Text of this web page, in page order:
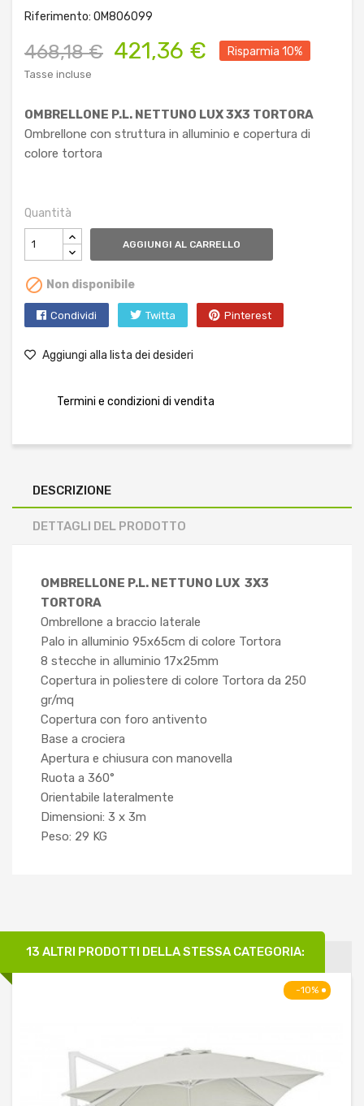
Riferimento: OM806099
468,18 € 421,36 € Risparmia 10%
Tasse incluse
OMBRELLONE P.L. NETTUNO LUX 3X3 TORTORA
Ombrellone con struttura in alluminio e copertura di
colore tortora
Quantità
AGGIUNGI AL CARRELLO
 Non disponibile
Condividi Twitta Pinterest
Aggiungi alla lista dei desideri
Termini e condizioni di vendita
DESCRIZIONE
DETTAGLI DEL PRODOTTO
OMBRELLONE P.L. NETTUNO LUX 3X3
TORTORA
Ombrellone a braccio laterale
Palo in alluminio 95x65cm di colore Tortora
8 stecche in alluminio 17x25mm
Copertura in poliestere di colore Tortora da 250
gr/mq
Copertura con foro antivento
Base a crociera
Apertura e chiusura con manovella
Ruota a 360°
Orientabile lateralmente
Dimensioni: 3 x 3m
Peso: 29 KG
13 ALTRI PRODOTTI DELLA STESSA CATEGORIA:
-10%